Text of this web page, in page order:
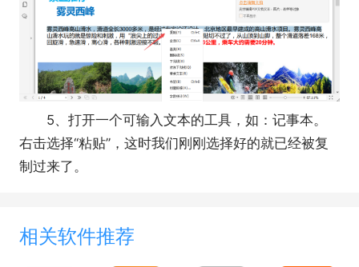
5、打开一个可输入文本的工具，如：记事本。
右击选择“粘贴”，这时我们刚刚选择好的就已经被复
制过来了。
相关软件推荐